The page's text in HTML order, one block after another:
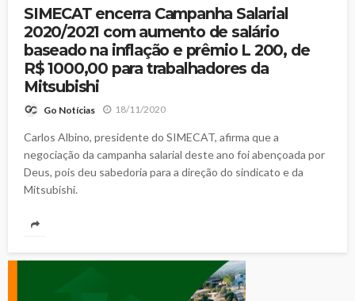
SIMECAT encerra Campanha Salarial
2020/2021 com aumento de salário
baseado na inflação e prêmio L 200, de
R$ 1000,00 para trabalhadores da
Mitsubishi
Go Notícias 18/11/2020
Carlos Albino, presidente do SIMECAT, afirma que a
negociação da campanha salarial deste ano foi abençoada por
Deus, pois deu sabedoria para a direção do sindicato e da
Mitsubishi.